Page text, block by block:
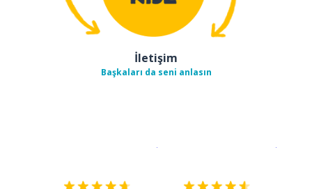
İletişim
Başkaları da seni anlasın